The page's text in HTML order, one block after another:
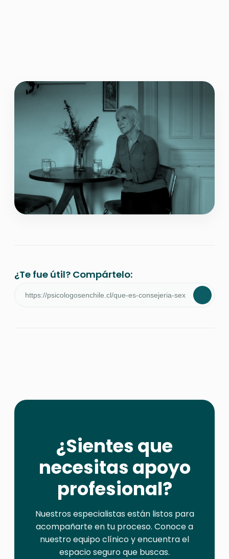
¿Te fue útil? Compártelo:
¿Sientes que
necesitas apoyo
profesional?
Nuestros especialistas están listos para
acompañarte en tu proceso. Conoce a
nuestro equipo clínico y encuentra el
espacio seguro que buscas.